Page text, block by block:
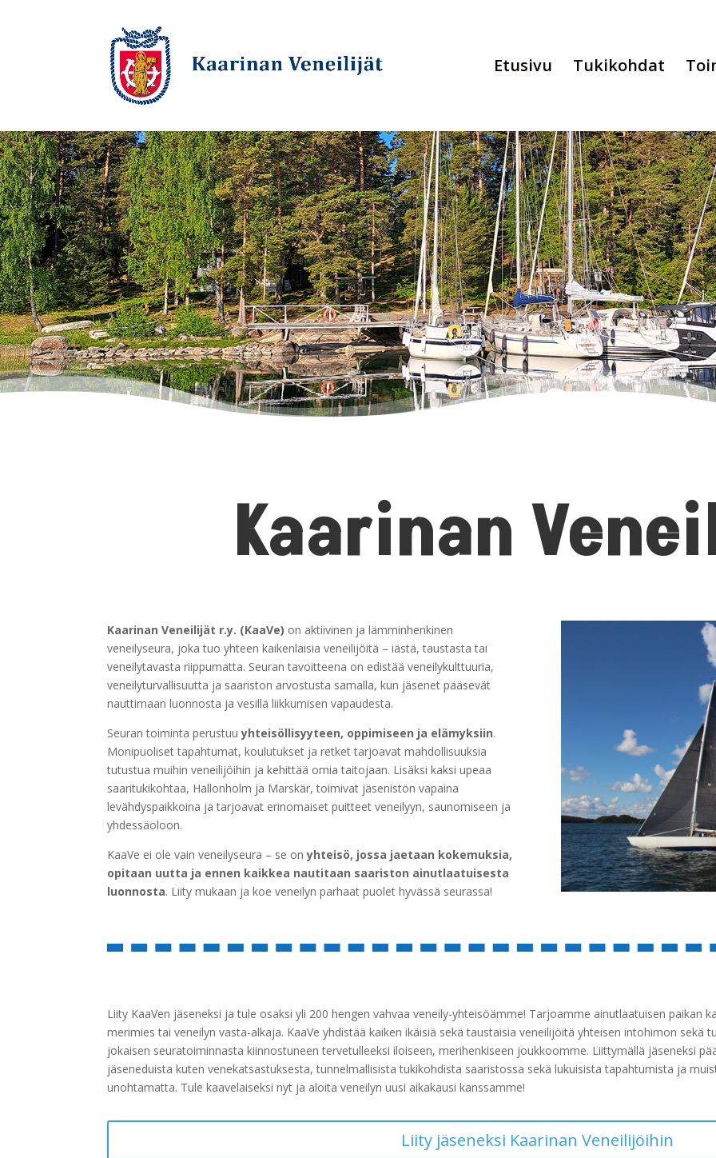
Etusivu Tukikohdat
Kaarinan
Kaarinan Veneilijät r.y. (KaaVe) on aktiivinen ja lämminhenkinen
veneilyseura, joka tuo yhteen kaikenlaisia veneilijöitä – iästä, taustasta tai
veneilytavasta riippumatta. Seuran tavoitteena on edistää veneilykulttuuria,
veneilyturvallisuutta ja saariston arvostusta samalla, kun jäsenet pääsevät
nauttimaan luonnosta ja vesillä liikkumisen vapaudesta.
Seuran toiminta perustuuyhteisöllisyyteen, oppimiseen ja elämyksiin.
Monipuoliset tapahtumat, koulutukset ja retket tarjoavat mahdollisuuksia
tutustua muihin veneilijöihin ja kehittää omia taitojaan. Lisäksi kaksi upeaa
saaritukikohtaa, Hallonholm ja Marskär, toimivat jäsenistön vapaina
levähdyspaikkoina ja tarjoavat erinomaiset puitteet veneilyyn, saunomiseen ja
yhdessäoloon.
KaaVe ei ole vain veneilyseura – se onyhteisö, jossa jaetaan kokemuksia,
opitaan uutta ja ennen kaikkea nautitaan saariston ainutlaatuisesta
luonnosta. Liity mukaan ja koe veneilyn parhaat puolet hyvässä seurassa!
Liity KaaVen jäseneksi ja tule osaksi yli 200 hengen vahvaa veneily-yhteisöämme! Tarjoamme ainutlaatuisen paikan
merimies tai veneilyn vasta-alkaja. KaaVe yhdistää kaiken ikäisiä sekä taustaisia veneilijöitä yhteisen intohimon sekä
jokaisen seuratoiminnasta kiinnostuneen tervetulleeksi iloiseen, merihenkiseen joukkoomme. Liittymällä jäseneksi
jäseneduista kuten venekatsastuksesta, tunnelmallisista tukikohdista saaristossa sekä lukuisista tapahtumista ja
unohtamatta. Tule kaavelaiseksi nyt ja aloita veneilyn uusi aikakausi kanssamme!
Liity jäseneksi Kaarinan Veneilijöihin